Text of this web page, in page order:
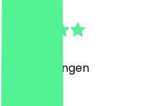
Bewertungen